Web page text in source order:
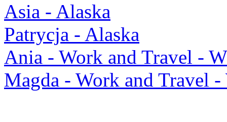
Asia - Alaska
Patrycja - Alaska
Ania - Work and Travel -
Magda - Work and Travel